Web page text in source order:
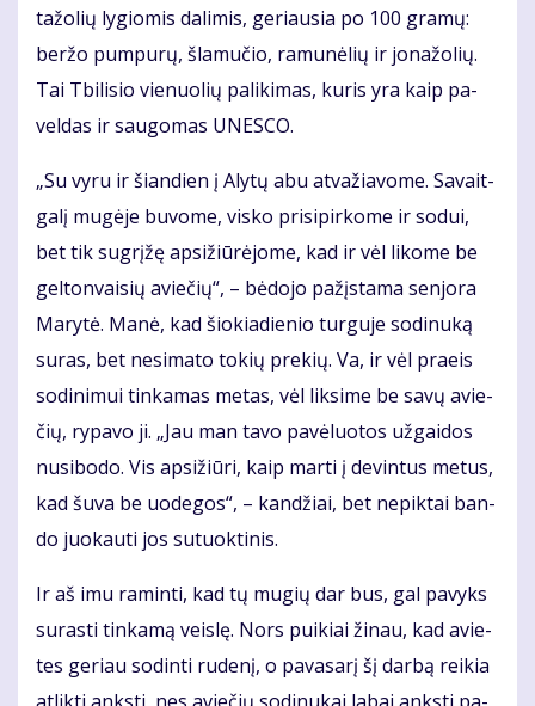
ta­žo­lių ly­gio­mis da­li­mis, ge­riau­sia po 100 gra­mų:
ber­žo pum­pu­rų, šla­mu­čio, ra­mu­nė­lių ir jo­na­žo­lių.
Tai Tbi­li­sio vie­nuo­lių pa­li­ki­mas, ku­ris yra kaip pa­
vel­das ir sau­go­mas UNES­CO.
„Su vy­ru ir šian­dien į Aly­tų abu at­va­žia­vo­me. Sa­vait­
ga­lį mu­gė­je bu­vo­me, vis­ko pri­si­pir­ko­me ir so­dui,
bet tik su­grį­žę ap­si­žiū­rė­jo­me, kad ir vėl li­ko­me be
gel­ton­vai­sių avie­čių“, – bė­do­jo pa­žįs­ta­ma sen­jo­ra
Ma­ry­tė. Ma­nė, kad šio­kia­die­nio tur­gu­je so­di­nu­ką
su­ras, bet ne­si­ma­to to­kių pre­kių. Va, ir vėl pra­eis
so­di­ni­mui tin­ka­mas me­tas, vėl lik­si­me be sa­vų avie­
čių, ry­pa­vo ji. „Jau man ta­vo pa­vė­luo­tos už­gai­dos
nu­si­bo­do. Vis ap­si­žiū­ri, kaip mar­ti į de­vin­tus me­tus,
kad šu­va be uo­de­gos“, – kan­džiai, bet ne­pik­tai ban­
do juo­kau­ti jos su­tuok­ti­nis.
Ir aš imu ra­min­ti, kad tų mu­gių dar bus, gal pa­vyks
su­ras­ti tin­ka­mą veis­lę. Nors pui­kiai ži­nau, kad avie­
tes ge­riau so­din­ti ru­de­nį, o pa­va­sa­rį šį dar­bą rei­kia